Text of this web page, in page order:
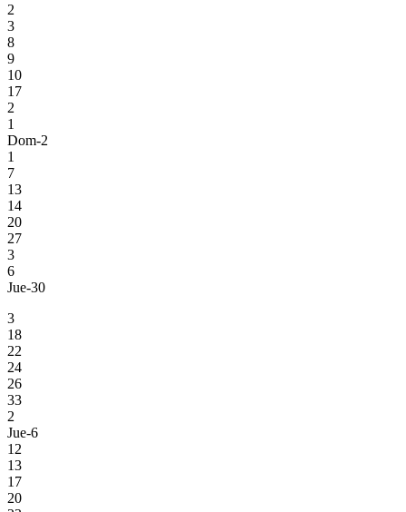
2
3
8
9
10
17
2
1
Dom-2
1
7
13
14
20
27
3
6
Jue-30
3
18
22
24
26
33
2
Jue-6
12
13
17
20